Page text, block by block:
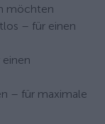
möchten
– für einen
– für maximale